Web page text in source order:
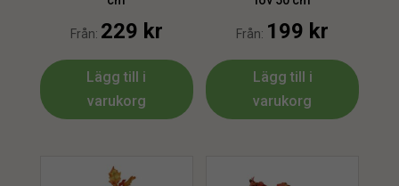
Från: 229 kr
Lägg till i
varukorg
Från: 199 kr
Lägg till i
varukorg